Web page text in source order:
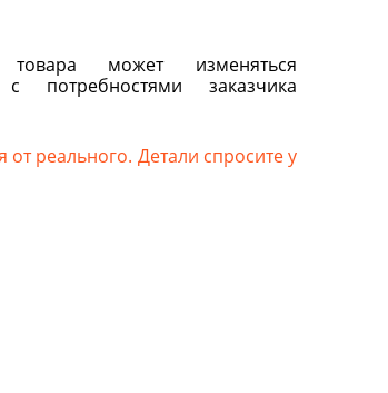
может изменяться
потребностями заказчика
реального. Детали спросите у